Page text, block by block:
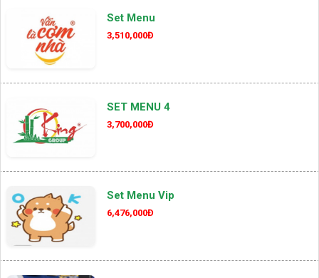
Set Menu
3,510,000Đ
SET MENU 4
3,700,000Đ
Set Menu Vip
6,476,000Đ